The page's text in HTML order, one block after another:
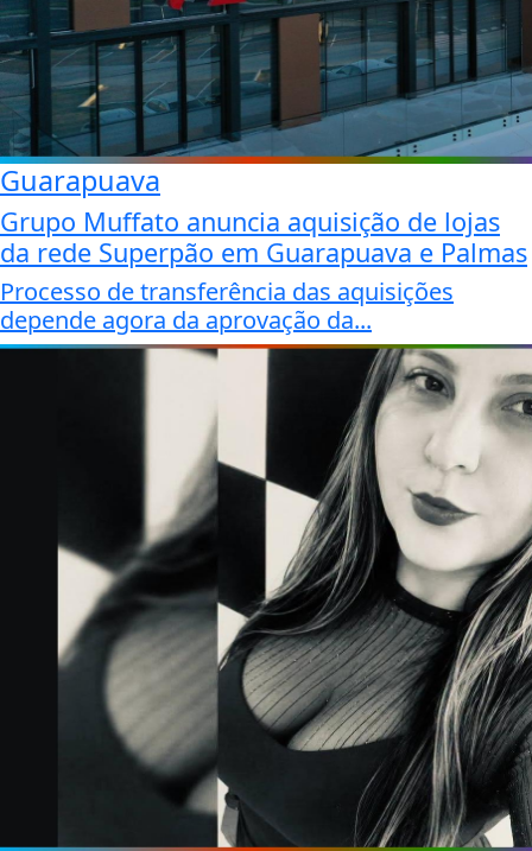
Guarapuava
Grupo Muffato anuncia aquisição de lojas
da rede Superpão em Guarapuava e Palmas
Processo de transferência das aquisições
depende agora da aprovação da...